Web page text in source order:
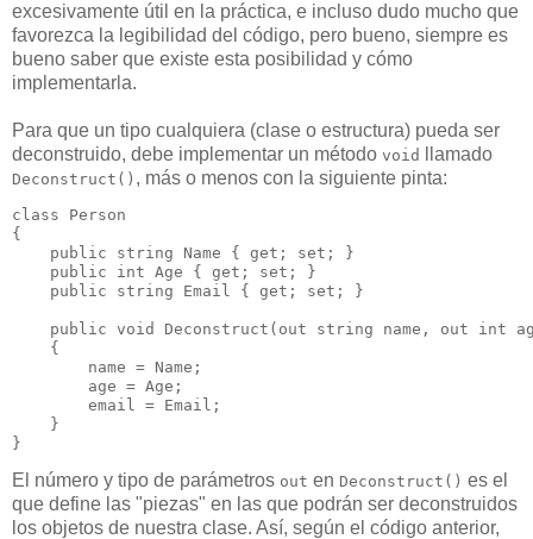
excesivamente útil en la práctica, e incluso dudo mucho que
favorezca la legibilidad del código, pero bueno, siempre es
bueno saber que existe esta posibilidad y cómo
implementarla.
Para que un tipo cualquiera (clase o estructura) pueda ser
deconstruido, debe implementar un método void llamado
Deconstruct() , más o menos con la siguiente pinta:
class Person
{
    public string Name { get; set; }
    public int Age { get; set; }
    public string Email { get; set; }
public void Deconstruct(out string name, out int
    {
        name = Name;
        age = Age;
        email = Email;
    }
}
El número y tipo de parámetros out en Deconstruct() es el
que define las "piezas" en las que podrán ser deconstruidos
los objetos de nuestra clase. Así, según el código anterior,